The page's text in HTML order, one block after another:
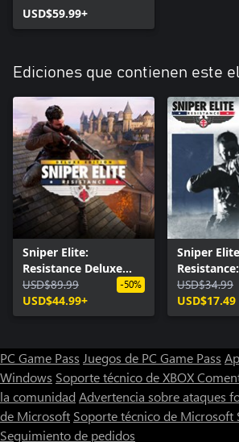
USD$59.99+
Ediciones que contienen este
Sniper Elite:
Resistance Deluxe
Edition
USD$89.99
USD$44.99+
-50%
Sniper
Pass
USD$34.99
USD$17.49
PC Game Pass Juegos de PC Game Pass
Windows Soporte técnico de XBOX
la comunidad Advertencia sobre ataques
de Microsoft Soporte técnico de Microsoft
Seguimiento de pedidos